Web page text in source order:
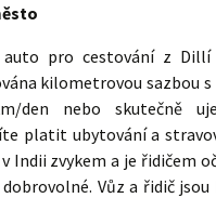
auto pro cestování z
kilometrovou sazbou
den nebo skutečně
platit ubytování a
Indii zvykem a je řidičem
Vůz a řidič jsou